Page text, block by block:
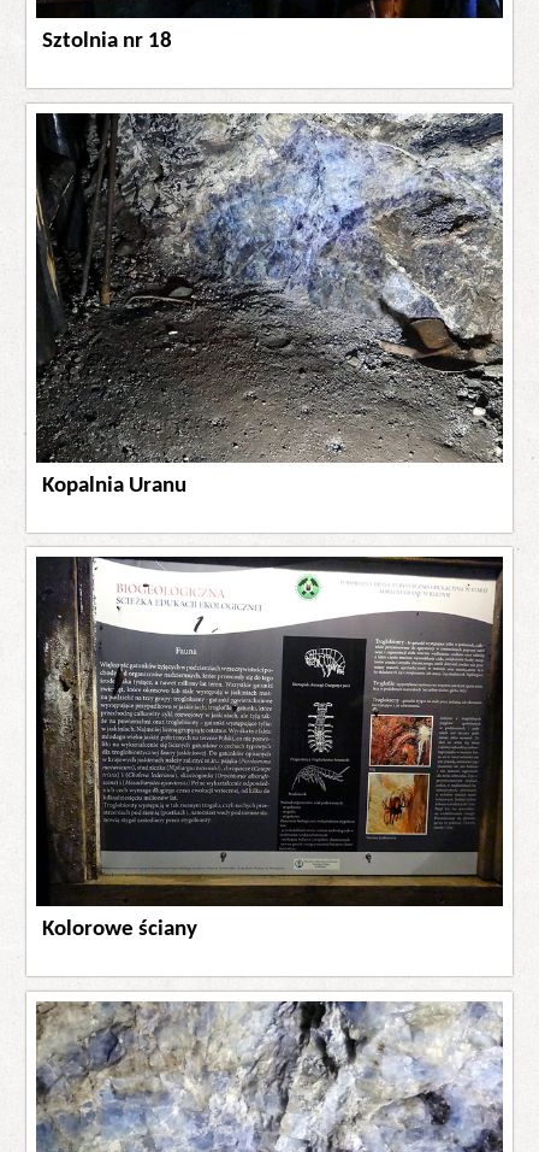
Sztolnia nr 18
Kopalnia Uranu
Kolorowe ściany